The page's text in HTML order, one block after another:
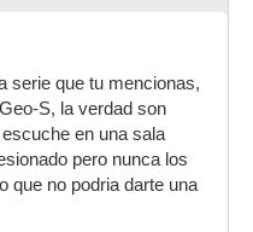
serie que tu mencionas,
S, la verdad son
en una sala
pero nunca los
que no podria darte una